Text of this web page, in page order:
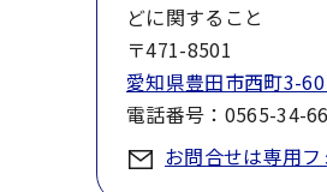
どに関すること
〒471-8501
愛知県豊田市西町3-
電話番号：0565-34-
お問合せは専用フ